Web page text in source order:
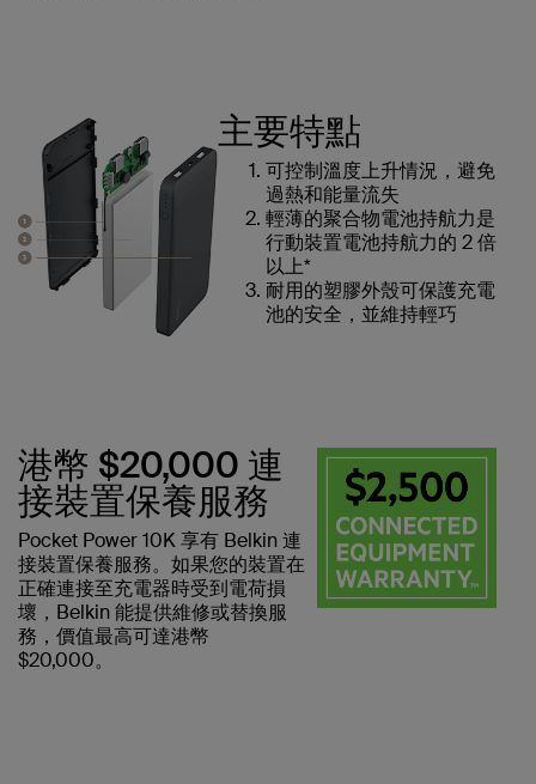
主要特點
可控制溫度上升情況，避免
過熱和能量流失
輕薄的聚合物電池持航力是
行動裝置電池持航力的 2 倍
以上*
耐用的塑膠外殼可保護充電
池的安全，並維持輕巧
港幣 $20,000 連
接裝置保養服務
Pocket Power 10K 享有 Belkin 連
接裝置保養服務。如果您的裝置在
正確連接至充電器時受到電荷損
壞，Belkin 能提供維修或替換服
務，價值最高可達港幣
$20,000。